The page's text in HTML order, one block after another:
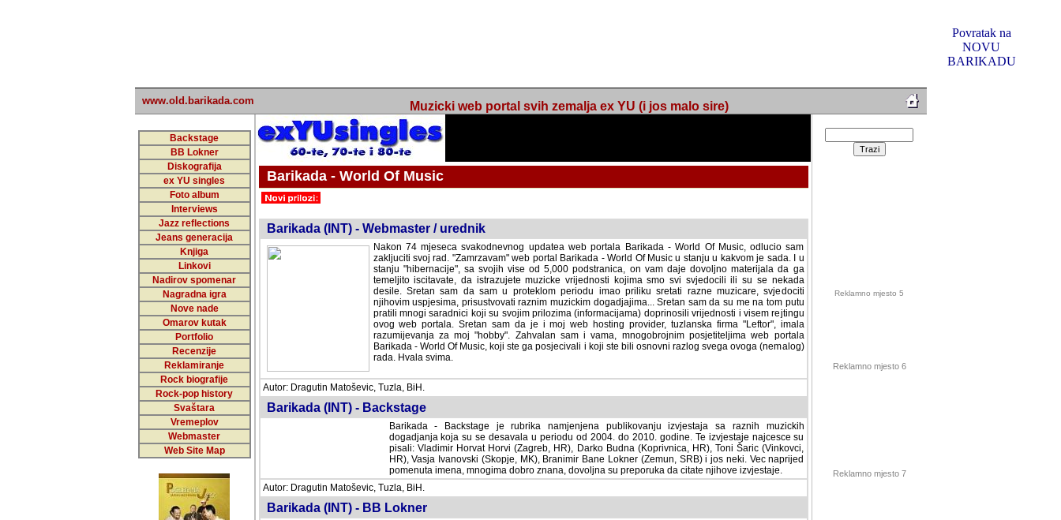
Povratak na
NOVU
BARIKADU
www.old.barikada.com Muzicki web portal svih zemalja ex YU (i jos malo sire)
Backstage
BB Lokner
Diskografija
ex YU singles
Foto album
Interviews
Jazz reflections
Jeans generacija
Knjiga
Linkovi
Nadirov spomenar
Nagradna igra
Nove nade
Omarov kutak
Portfolio
Recenzije
Reklamiranje
Rock biografije
Rock-pop history
Svaštara
Vremeplov
Webmaster
Web Site Map
Barikada - World Of Music
Barikada (INT) - Webmaster / urednik
Nakon 74 mjeseca svakodnevnog updatea web portala Barikada - World Of Music, odlucio sam
zakljuciti svoj rad. "Zamrzavam" web portal Barikada - World Of Music u stanju u kakvom je sada. I u
stanju "hibernacije", sa svojih vise od 5,000 podstranica, on vam daje dovoljno materijala da ga
temeljito iscitavate, da istrazujete muzicke vrijednosti kojima smo svi svjedocili ili su se nekada desile.
Sretan sam da sam u proteklom periodu imao priliku sretati razne muzicare, svjedociti njihovim
uspjesima, prisustvovati raznim muzickim dogadjajima... Sretan sam da su me na tom putu pratili
mnogi saradnici koji su svojim prilozima (informacijama) doprinosili vrijednosti i visem rejtingu ovog
web portala. Sretan sam da je i moj web hosting provider, tuzlanska firma "Leftor", imala
razumijevanja za moj "hobby". Zahvalan sam i vama, mnogobrojnim posjetiteljima web portala
Barikada - World Of Music, koji ste ga posjecivali i koji ste bili osnovni razlog svega ovoga (nemalog)
rada. Hvala svima.
Autor: Dragutin Matoševic, Tuzla, BiH.
Barikada (INT) - Backstage
Barikada - Backstage je rubrika namjenjena publikovanju izvjestaja sa raznih muzickih
dogadjanja koja su se desavala u periodu od 2004. do 2010. godine. Te izvjestaje najcesce su
pisali: Vladimir Horvat Horvi (Zagreb, HR), Darko Budna (Koprivnica, HR), Toni Šaric (Vinkovci,
HR), Vasja Ivanovski (Skopje, MK), Branimir Bane Lokner (Zemun, SRB) i jos neki. Vec naprijed
pomenuta imena, mnogima dobro znana, dovoljna su preporuka da citate njihove izvjestaje.
Autor: Dragutin Matoševic, Tuzla, BiH.
Barikada (INT) - BB Lokner